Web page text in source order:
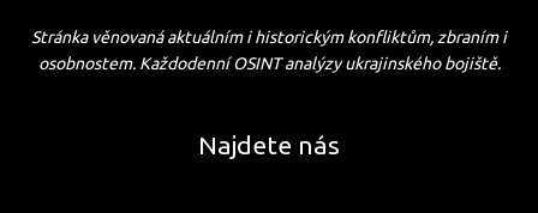
Stránka věnovaná aktuálním i historickým konfliktům, zbraním i
osobnostem. Každodenní OSINT analýzy ukrajinského bojiště.
Najdete nás